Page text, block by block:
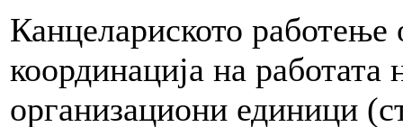
Канцелариското работење
координација на
организациони единици